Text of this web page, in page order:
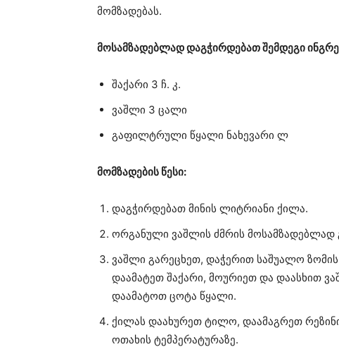
მომზადებას.
მოსამზადებლად დაგჭირდებათ შემდეგი
შაქარი 3 ჩ. კ.
ვაშლი 3 ცალი
გაფილტრული წყალი ნახევარი ლ
მომზადების წესი:
დაგჭირდებათ მინის ლიტრიანი ქილა.
ორგანული ვაშლის ძმრის მოსამზადებლად
ვაშლი გარეცხეთ, დაჭერით საშუალო
დაამატეთ შაქარი, მოურიეთ და დაასხით
დაამატოთ ცოტა წყალი.
ქილას დაახურეთ ტილო, დაამაგრეთ
ოთახის ტემპერატურაზე.